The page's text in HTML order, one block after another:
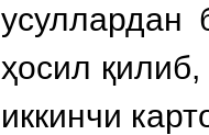
усуллардан
ҳосил
иккинчи